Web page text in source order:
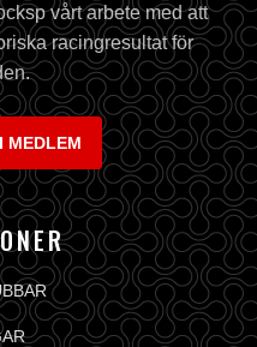
vårt arbete med att
racingresultat för
MEDLEM